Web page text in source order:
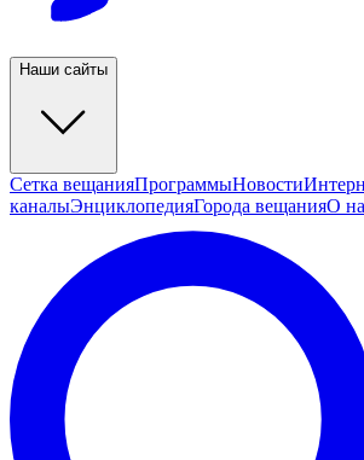
Наши сайты
Сетка вещанияПрограммыНовости
каналыЭнциклопедияГорода вещанияО